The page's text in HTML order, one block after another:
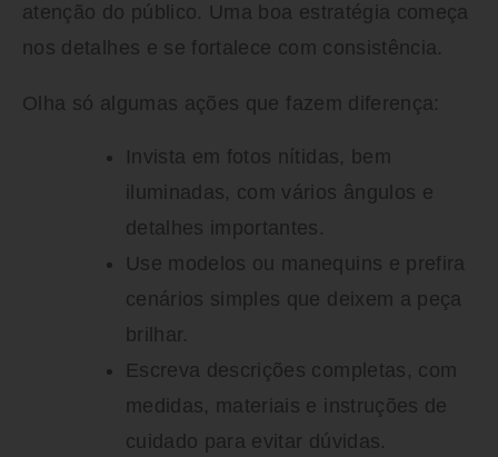
atenção do público. Uma boa estratégia começa
nos detalhes e se fortalece com consistência.
Olha só algumas ações que fazem diferença:
Invista em fotos nítidas, bem
iluminadas, com vários ângulos e
detalhes importantes.
Use modelos ou manequins e prefira
cenários simples que deixem a peça
brilhar.
Escreva descrições completas, com
medidas, materiais e instruções de
cuidado para evitar dúvidas.